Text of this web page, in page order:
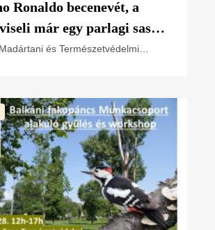
Ronaldo becenevét, a
már egy parlagi sas
és Természetvédelmi